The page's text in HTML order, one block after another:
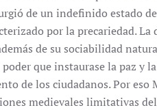
de un indefinido estado
por la precariedad. La
de su sociabilidad
que instaurase la paz y
de los ciudadanos. Por eso
medievales limitativas